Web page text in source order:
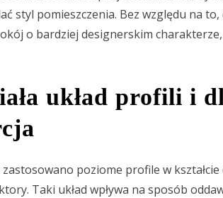
styl pomieszczenia. Bez względu na
o bardziej designerskim
układ profili i
poziome profile w
Taki układ wpływa na sposób